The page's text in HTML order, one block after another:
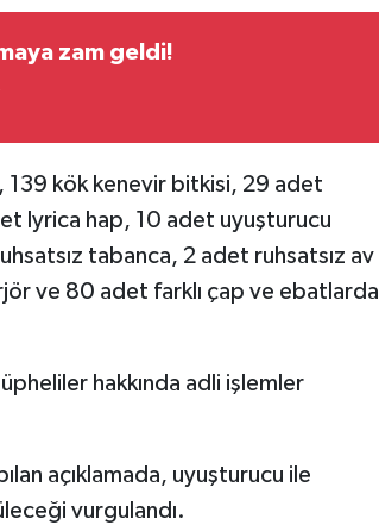
zam geldi!
139 kök kenevir bitkisi, 29 adet
lyrica hap, 10 adet uyuşturucu
tabanca, 2 adet ruhsatsız av
ve 80 adet farklı çap ve ebatlarda
hakkında adli işlemler
açıklamada, uyuşturucu ile
vurgulandı.